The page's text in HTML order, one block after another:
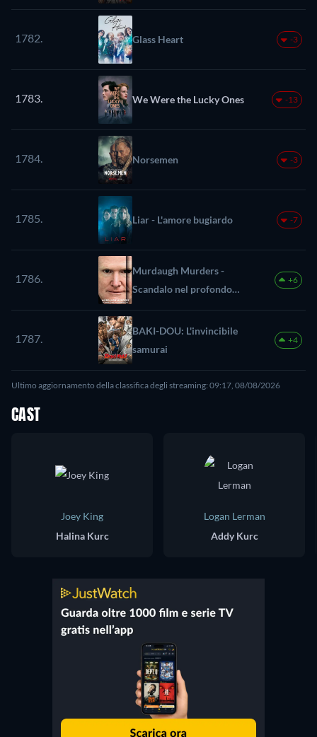
1782. Glass Heart -3
1783. We Were the Lucky Ones -13
1784. Norsemen -3
1785. Liar - L'amore bugiardo -7
1786.
Murdaugh Murders -
Scandalo nel profondo
sud
+6
1787.
BAKI-DOU: L'invincibile
samurai
+4
Ultimo aggiornamento della classifica degli streaming: 09:17, 08/08/2026
CAST
Joey King
Halina Kurc
Logan Lerman
Addy Kurc